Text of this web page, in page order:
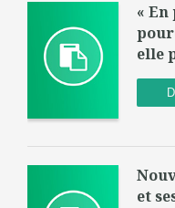
« En
elle
et